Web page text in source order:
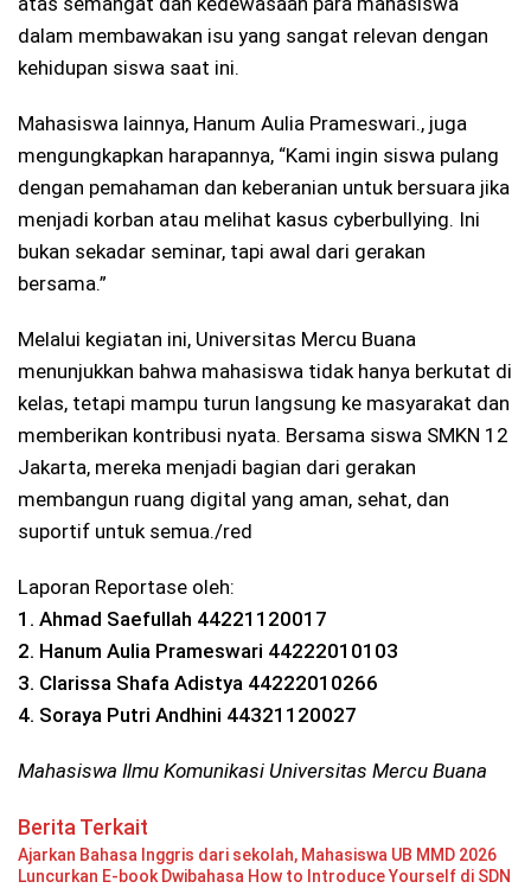
dalam membawakan isu yang sangat relevan dengan
kehidupan siswa saat ini.
Mahasiswa lainnya, ⁠Hanum Aulia Prameswari., juga
mengungkapkan harapannya, “Kami ingin siswa pulang
dengan pemahaman dan keberanian untuk bersuara jika
menjadi korban atau melihat kasus cyberbullying. Ini
bukan sekadar seminar, tapi awal dari gerakan
bersama.”
Melalui kegiatan ini, Universitas Mercu Buana
menunjukkan bahwa mahasiswa tidak hanya berkutat di
kelas, tetapi mampu turun langsung ke masyarakat dan
memberikan kontribusi nyata. Bersama siswa SMKN 12
Jakarta, mereka menjadi bagian dari gerakan
membangun ruang digital yang aman, sehat, dan
suportif untuk semua./red
Laporan Reportase oleh:
1.⁠ ⁠Ahmad Saefullah 44221120017
2.⁠ ⁠Hanum Aulia Prameswari 44222010103
3.⁠ ⁠Clarissa Shafa Adistya 44222010266
4.⁠ ⁠Soraya Putri Andhini 44321120027
Mahasiswa Ilmu Komunikasi Universitas Mercu Buana
Berita Terkait
Ajarkan Bahasa Inggris dari sekolah, Mahasiswa UB MMD 2026
Luncurkan E-book Dwibahasa How to Introduce Yourself di SDN